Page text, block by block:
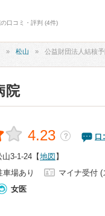
口コミ・評判 (4件)
松山 公益財団法人結核
院
4.23 ？ 口
3-1-24 【地図 】
車場あり マイナ受付 (
女医